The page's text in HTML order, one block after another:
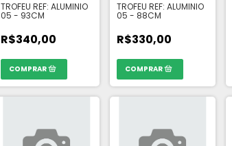
TROFEU REF: ALUMINIO
05 - 93CM
R$340,00
TROFEU REF: ALUMINIO
05 - 88CM
R$330,00